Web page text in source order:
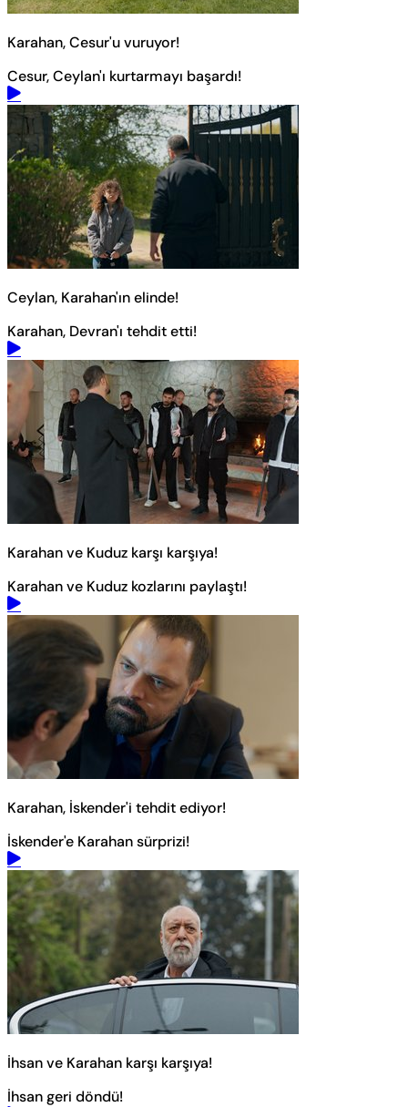
Karahan, Cesur'u vuruyor!
Cesur, Ceylan'ı kurtarmayı başardı!
Ceylan, Karahan'ın elinde!
Karahan, Devran'ı tehdit etti!
Karahan ve Kuduz karşı karşıya!
Karahan ve Kuduz kozlarını paylaştı!
Karahan, İskender'i tehdit ediyor!
İskender'e Karahan sürprizi!
İhsan ve Karahan karşı karşıya!
İhsan geri döndü!